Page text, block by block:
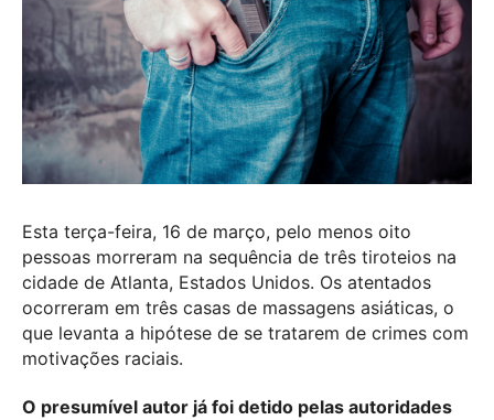
Esta terça-feira, 16 de março, pelo menos oito
pessoas morreram na sequência de três tiroteios na
cidade de Atlanta, Estados Unidos. Os atentados
ocorreram em três casas de massagens asiáticas, o
que levanta a hipótese de se tratarem de crimes com
motivações raciais.
O presumível autor já foi detido pelas autoridades